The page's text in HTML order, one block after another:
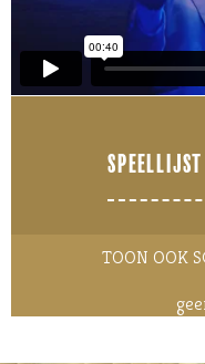
TOON OOK